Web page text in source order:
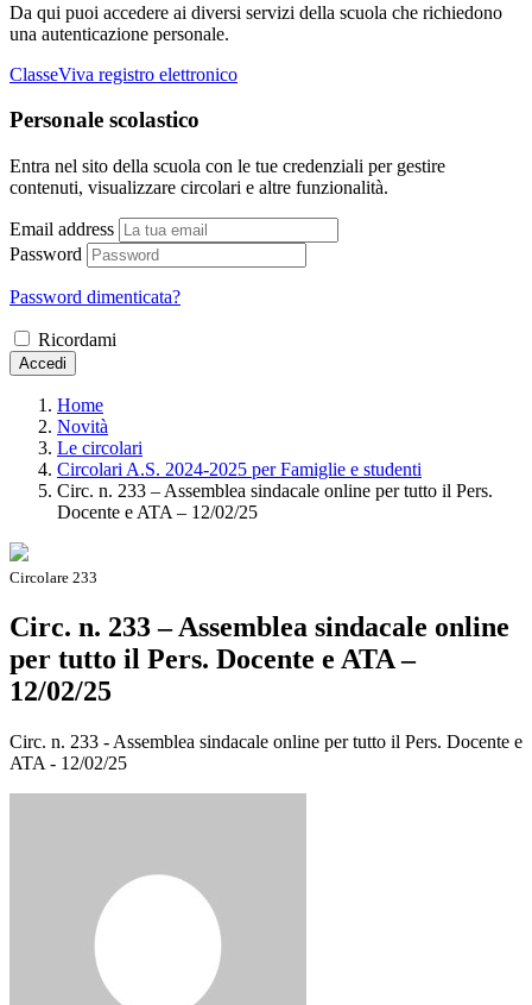
Da qui puoi accedere ai diversi servizi della scuola che richiedono
una autenticazione personale.
ClasseViva registro elettronico
Personale scolastico
Entra nel sito della scuola con le tue credenziali per gestire
contenuti, visualizzare circolari e altre funzionalità.
Email address
Password
Password dimenticata?
Ricordami
Accedi
Home
Novità
Le circolari
Circolari A.S. 2024-2025 per Famiglie e studenti
Circ. n. 233 – Assemblea sindacale online per tutto il Pers.
Docente e ATA – 12/02/25
Circolare 233
Circ. n. 233 – Assemblea sindacale online
per tutto il Pers. Docente e ATA –
12/02/25
Circ. n. 233 - Assemblea sindacale online per tutto il Pers. Docente e
ATA - 12/02/25